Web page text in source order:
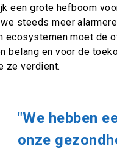
een grote hefboom
steeds meer
ecosystemen moet de
belang en voor de
ze verdient.
"We hebben
onze